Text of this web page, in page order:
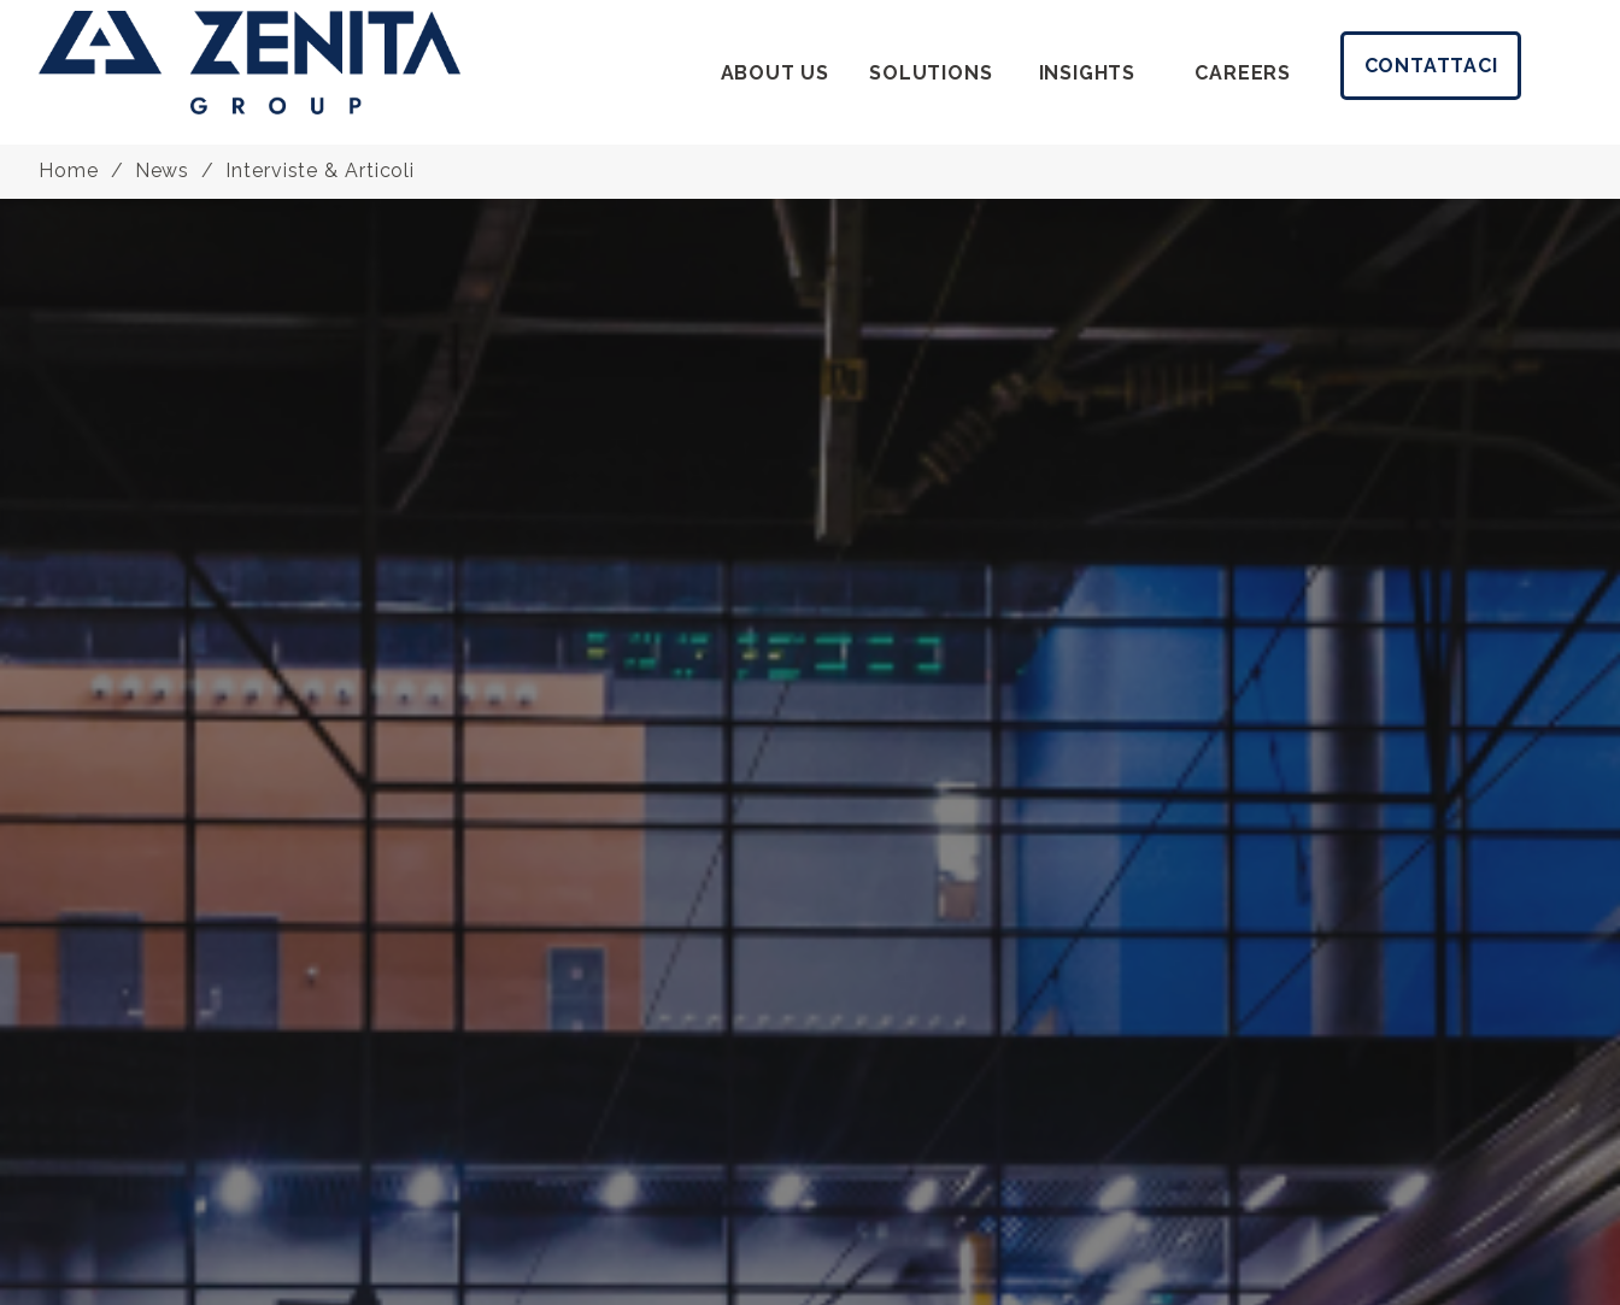
ABOUT US SOLUTIONS INSIGHTS CAREERS CONTATTACI
Home News Interviste & Articoli